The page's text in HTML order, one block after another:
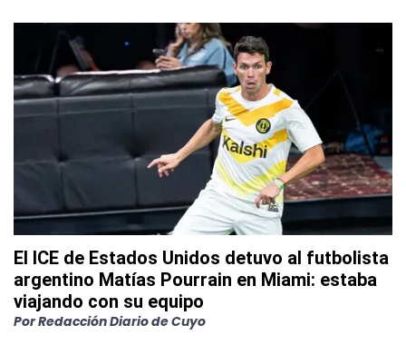
El ICE de Estados Unidos detuvo al futbolista
argentino Matías Pourrain en Miami: estaba
viajando con su equipo
PorRedacción Diario de Cuyo